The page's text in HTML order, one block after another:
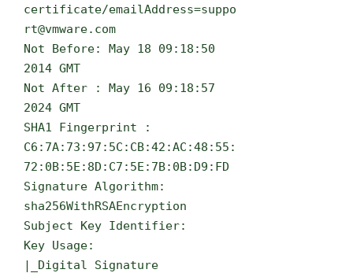
certificate/emailAddress=suppo
rt@vmware.com
Not Before: May 18 09:18:50
2014 GMT
Not After : May 16 09:18:57
2024 GMT
SHA1 Fingerprint :
C6:7A:73:97:5C:CB:42:AC:48:55:
72:0B:5E:8D:C7:5E:7B:0B:D9:FD
Signature Algorithm:
sha256WithRSAEncryption
Subject Key Identifier:
Key Usage:
|_Digital Signature